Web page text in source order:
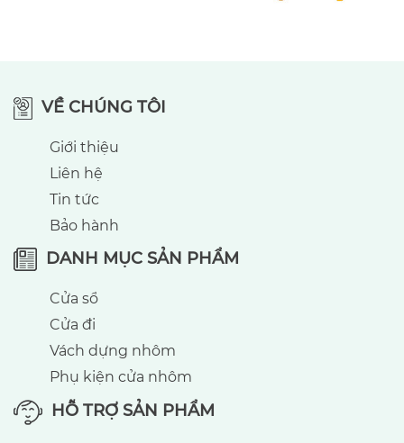
VỀ CHÚNG TÔI
Giới thiệu
Liên hệ
Tin tức
Bảo hành
DANH MỤC SẢN PHẨM
Cửa sổ
Cửa đi
Vách dựng nhôm
Phụ kiện cửa nhôm
HỖ TRỢ SẢN PHẨM